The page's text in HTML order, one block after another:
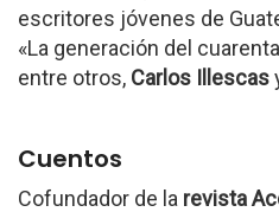
escritores jóvenes de
«La generación del
entre otros, Carlos Illescas
Cuentos
Cofundador de la revista